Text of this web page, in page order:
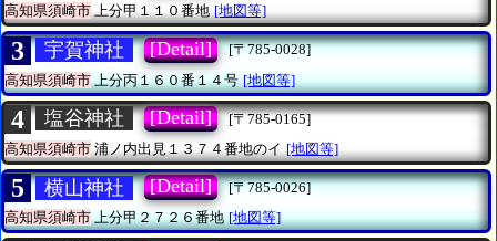
高知県須崎市上分甲１１０番地 [地図等]
3 宇賀神社 [Detail]
[〒785-0028]
高知県須崎市上分丙１６０番１４号 [地図等]
4 塩谷神社 [Detail]
[〒785-0165]
高知県須崎市 浦ノ内出見１３７４番地のイ [地図等]
5 横山神社 [Detail]
[〒785-0026]
高知県須崎市上分甲２７２６番地 [地図等]